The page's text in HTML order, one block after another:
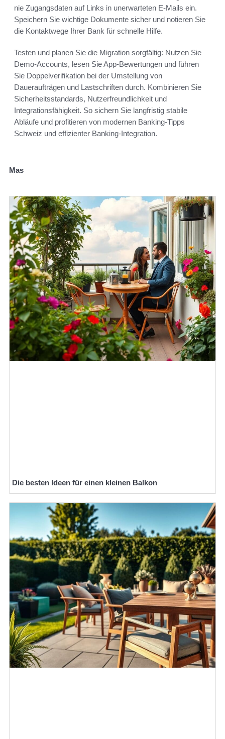
nie Zugangsdaten auf Links in unerwarteten E-Mails ein.
Speichern Sie wichtige Dokumente sicher und notieren Sie
die Kontaktwege Ihrer Bank für schnelle Hilfe.
Testen und planen Sie die Migration sorgfältig: Nutzen Sie
Demo-Accounts, lesen Sie App-Bewertungen und führen
Sie Doppelverifikation bei der Umstellung von
Daueraufträgen und Lastschriften durch. Kombinieren Sie
Sicherheitsstandards, Nutzerfreundlichkeit und
Integrationsfähigkeit. So sichern Sie langfristig stabile
Abläufe und profitieren von modernen Banking-Tipps
Schweiz und effizienter Banking-Integration.
Mas
Die besten Ideen für einen kleinen Balkon